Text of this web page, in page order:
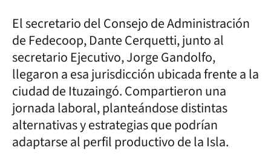
El secretario del Consejo de Administración
de Fedecoop, Dante Cerquetti, junto al
secretario Ejecutivo, Jorge Gandolfo,
llegaron a esa jurisdicción ubicada frente a la
ciudad de Ituzaingó. Compartieron una
jornada laboral, planteándose distintas
alternativas y estrategias que podrían
adaptarse al perfil productivo de la Isla.